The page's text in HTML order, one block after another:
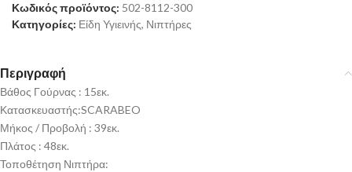
Κωδικός προϊόντος: 502-8112-300
Κατηγορίες: Είδη Υγιεινής, Νιπτήρες
Περιγραφή
Βάθος Γούρνας : 15εκ.
Κατασκευαστής:SCARABEO
Μήκος / Προβολή : 39εκ.
Πλάτος : 48εκ.
Τοποθέτηση Νιπτήρα: